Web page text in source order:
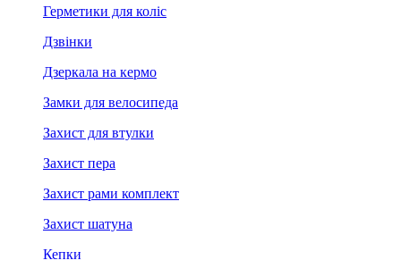
Герметики для коліс
Дзвінки
Дзеркала на кермо
Замки для велосипеда
Захист для втулки
Захист пера
Захист рами комплект
Захист шатуна
Кепки